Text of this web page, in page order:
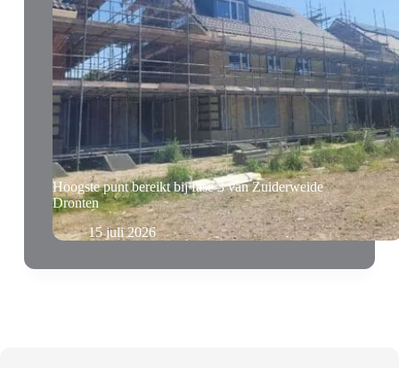
Hoogste punt bereikt bij fase 3 van Zuiderweide
Dronten
15 juli 2026